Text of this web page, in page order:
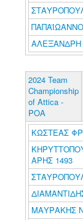
ΑΛΕΞΑΝΔΡΗ
2024 Team
Championship
of Attica -
POA
ΚΩΣΤΕΑΣ
ΑΡΗΣ 1493
ΜΑΥΡΑΚΗΣ